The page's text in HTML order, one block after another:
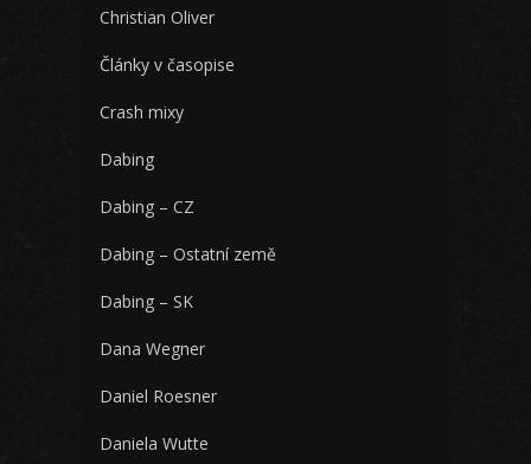
Christian Oliver
Články v časopise
Crash mixy
Dabing
Dabing – CZ
Dabing – Ostatní země
Dabing – SK
Dana Wegner
Daniel Roesner
Daniela Wutte